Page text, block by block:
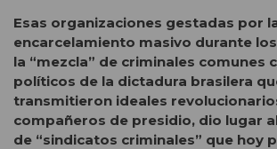
Esas organizaciones gestadas por
encarcelamiento masivo durante
la “mezcla” de criminales comunes
políticos de la dictadura brasilera
transmitieron ideales
compañeros de presidio, dio lugar
de “sindicatos criminales” que hoy